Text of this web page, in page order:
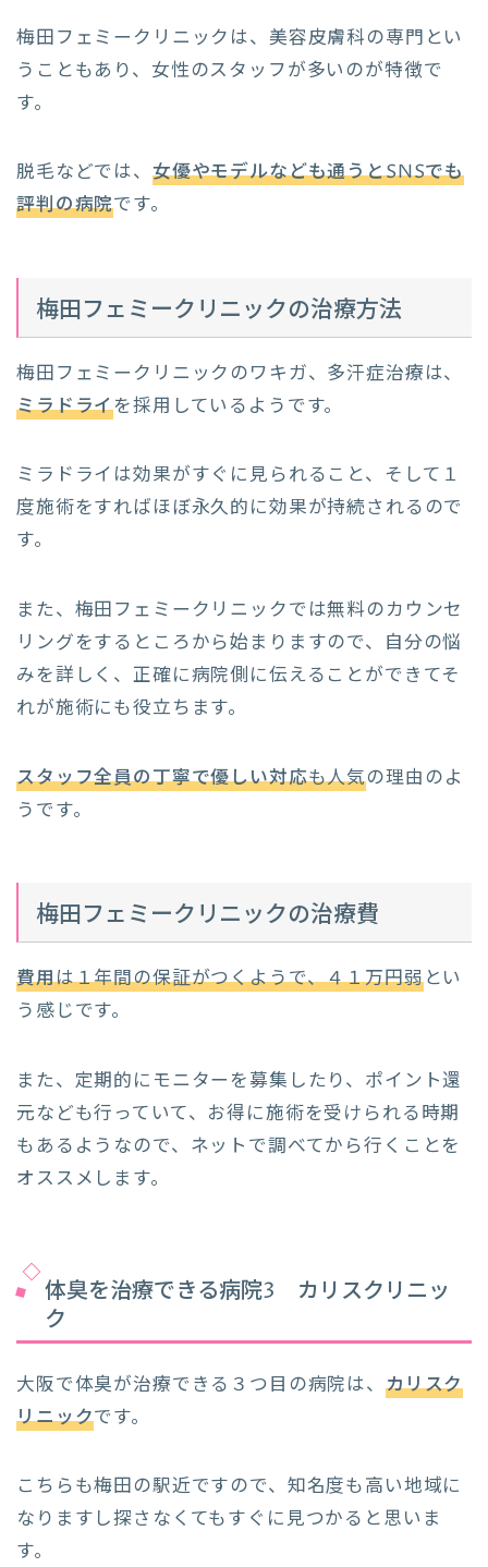
梅田フェミークリニックは、美容皮膚科の専門とい
うこともあり、女性のスタッフが多いのが特徴で
す。
脱毛などでは、 女優やモデルなども通うとSNSでも
評判の病院です。
梅田フェミークリニックの治療方法
梅田フェミークリニックのワキガ、多汗症治療は、
ミラドライを採用しているようです。
ミラドライは効果がすぐに見られること、そして１
度施術をすればほぼ永久的に効果が持続されるので
す。
また、梅田フェミークリニックでは無料のカウンセ
リングをするところから始まりますので、自分の悩
みを詳しく、正確に病院側に伝えることができてそ
れが施術にも役立ちます。
スタッフ全員の丁寧で優しい対応も人気の理由のよ
うです。
梅田フェミークリニックの治療費
費用は１年間の保証がつくようで、４１万円弱とい
う感じです。
また、定期的にモニターを募集したり、ポイント還
元なども行っていて、お得に施術を受けられる時期
もあるようなので、ネットで調べてから行くことを
オススメします。
体臭を治療できる病院3 カリスクリニッ
ク
大阪で体臭が治療できる３つ目の病院は、 カリスク
リニックです。
こちらも梅田の駅近ですので、知名度も高い地域に
なりますし探さなくてもすぐに見つかると思いま
す。